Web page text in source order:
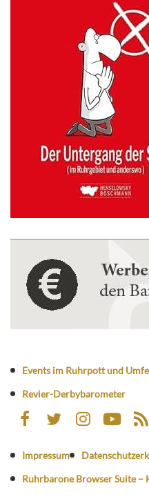
Events im Ruhrpott und
Revier-Derbybarometer
Impressum
Ruhrbarone Browser Suite –